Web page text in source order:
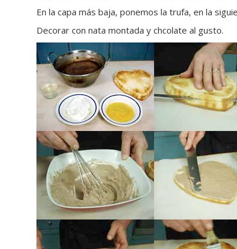
En la capa más baja, ponemos la trufa, en la
Decorar con nata montada y chcolate al gusto.